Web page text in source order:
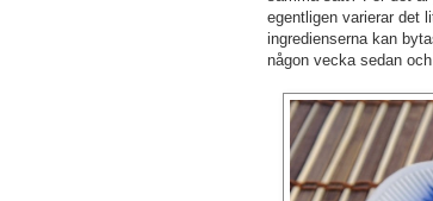
egentligen varierar det
ingredienserna kan
någon vecka sedan